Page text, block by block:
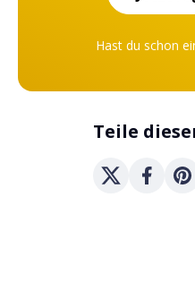
Hast du schon
Teile